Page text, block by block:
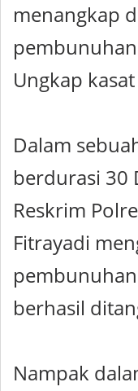
menangkap
Ungkap
Dalam
berdurasi 30
Reskrim
Fitrayadi
pembunuhan
berhasil
Nampak